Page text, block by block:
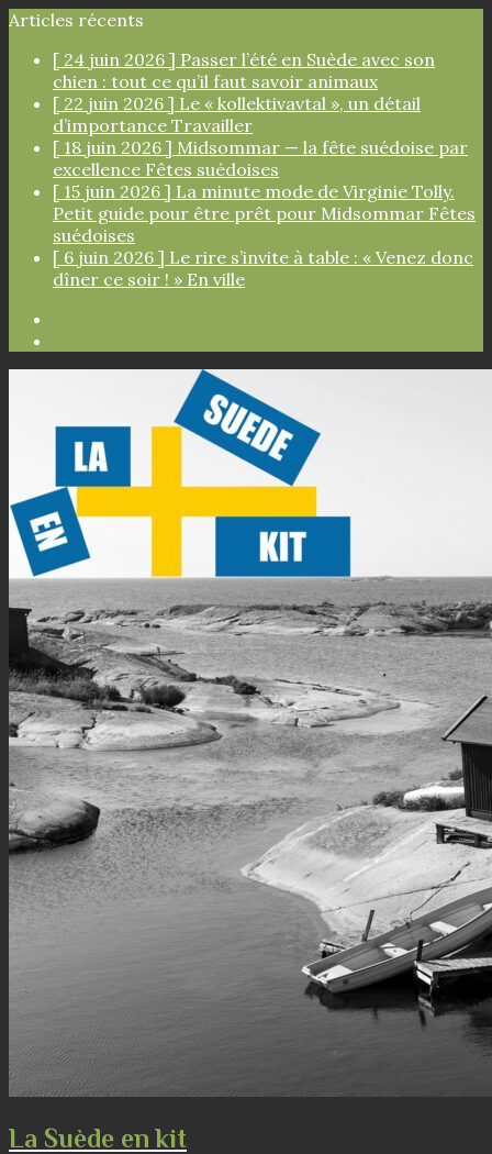
Articles récents
[ 24 juin 2026 ] Passer l’été en Suède avec son
chien : tout ce qu’il faut savoir animaux
[ 22 juin 2026 ] Le « kollektivavtal », un détail
d’importance Travailler
[ 18 juin 2026 ] Midsommar — la fête suédoise par
excellence Fêtes suédoises
[ 15 juin 2026 ] La minute mode de Virginie Tolly.
Petit guide pour être prêt pour Midsommar Fêtes
suédoises
[ 6 juin 2026 ] Le rire s’invite à table : « Venez donc
dîner ce soir ! » En ville
La Suède en kit